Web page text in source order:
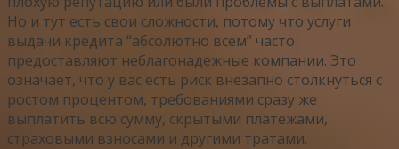
Но и тут есть свои сложности, потому что услуги
выдачи кредита “абсолютно всем” часто
предоставляют неблагонадежные компании. Это
означает, что у вас есть риск внезапно столкнуться с
ростом процентом, требованиями сразу же
выплатить всю сумму, скрытыми платежами,
страховыми взносами и другими тратами.